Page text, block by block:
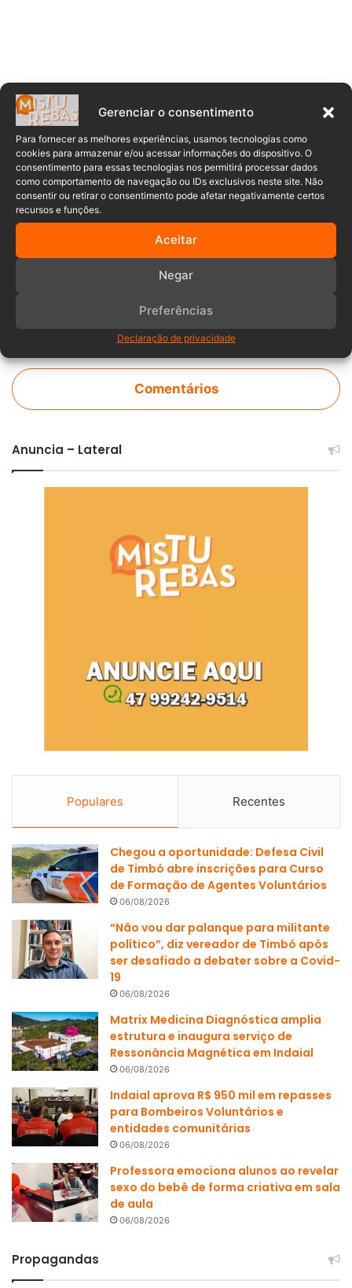
Gerenciar o consentimento
Para fornecer as melhores experiências, usamos tecnologias como
cookies para armazenar e/ou acessar informações do dispositivo. O
consentimento para essas tecnologias nos permitirá processar dados
como comportamento de navegação ou IDs exclusivos neste site. Não
consentir ou retirar o consentimento pode afetar negativamente certos
recursos e funções.
Aceitar
Negar
Preferências
Declaração de privacidade
Acidente Avenida Tiradentes
Corpo de Bombeiros Danos materiais
Incêndio incêndio em edificação
Polícia Militar
Comentários
Anuncia – Lateral
Populares Recentes
Chegou a oportunidade: Defesa Civil
de Timbó abre inscrições para Curso
de Formação de Agentes Voluntários
06/08/2026
“Não vou dar palanque para militante
político”, diz vereador de Timbó após
ser desafiado a debater sobre a Covid-
19
06/08/2026
Matrix Medicina Diagnóstica amplia
estrutura e inaugura serviço de
Ressonância Magnética em Indaial
06/08/2026
Indaial aprova R$ 950 mil em repasses
para Bombeiros Voluntários e
entidades comunitárias
06/08/2026
Professora emociona alunos ao revelar
sexo do bebê de forma criativa em sala
de aula
06/08/2026
Propagandas